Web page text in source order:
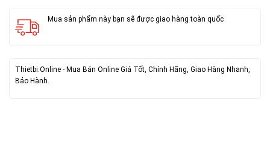
Mua sản phẩm này bạn sẽ được giao hàng toàn quốc
Thietbi.Online - Mua Bán Online Giá Tốt, Chính Hãng, Giao Hàng Nhanh,
Bảo Hành.